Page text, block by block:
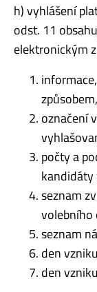
h) vyhlášení
odst. 11
elektronickým
označení
počty a
kandidáty
seznam
volebního
seznam
den
den